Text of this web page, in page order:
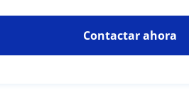
Contactar ahora